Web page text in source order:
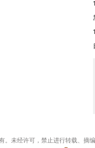
未经许可，禁止进行转载、摘